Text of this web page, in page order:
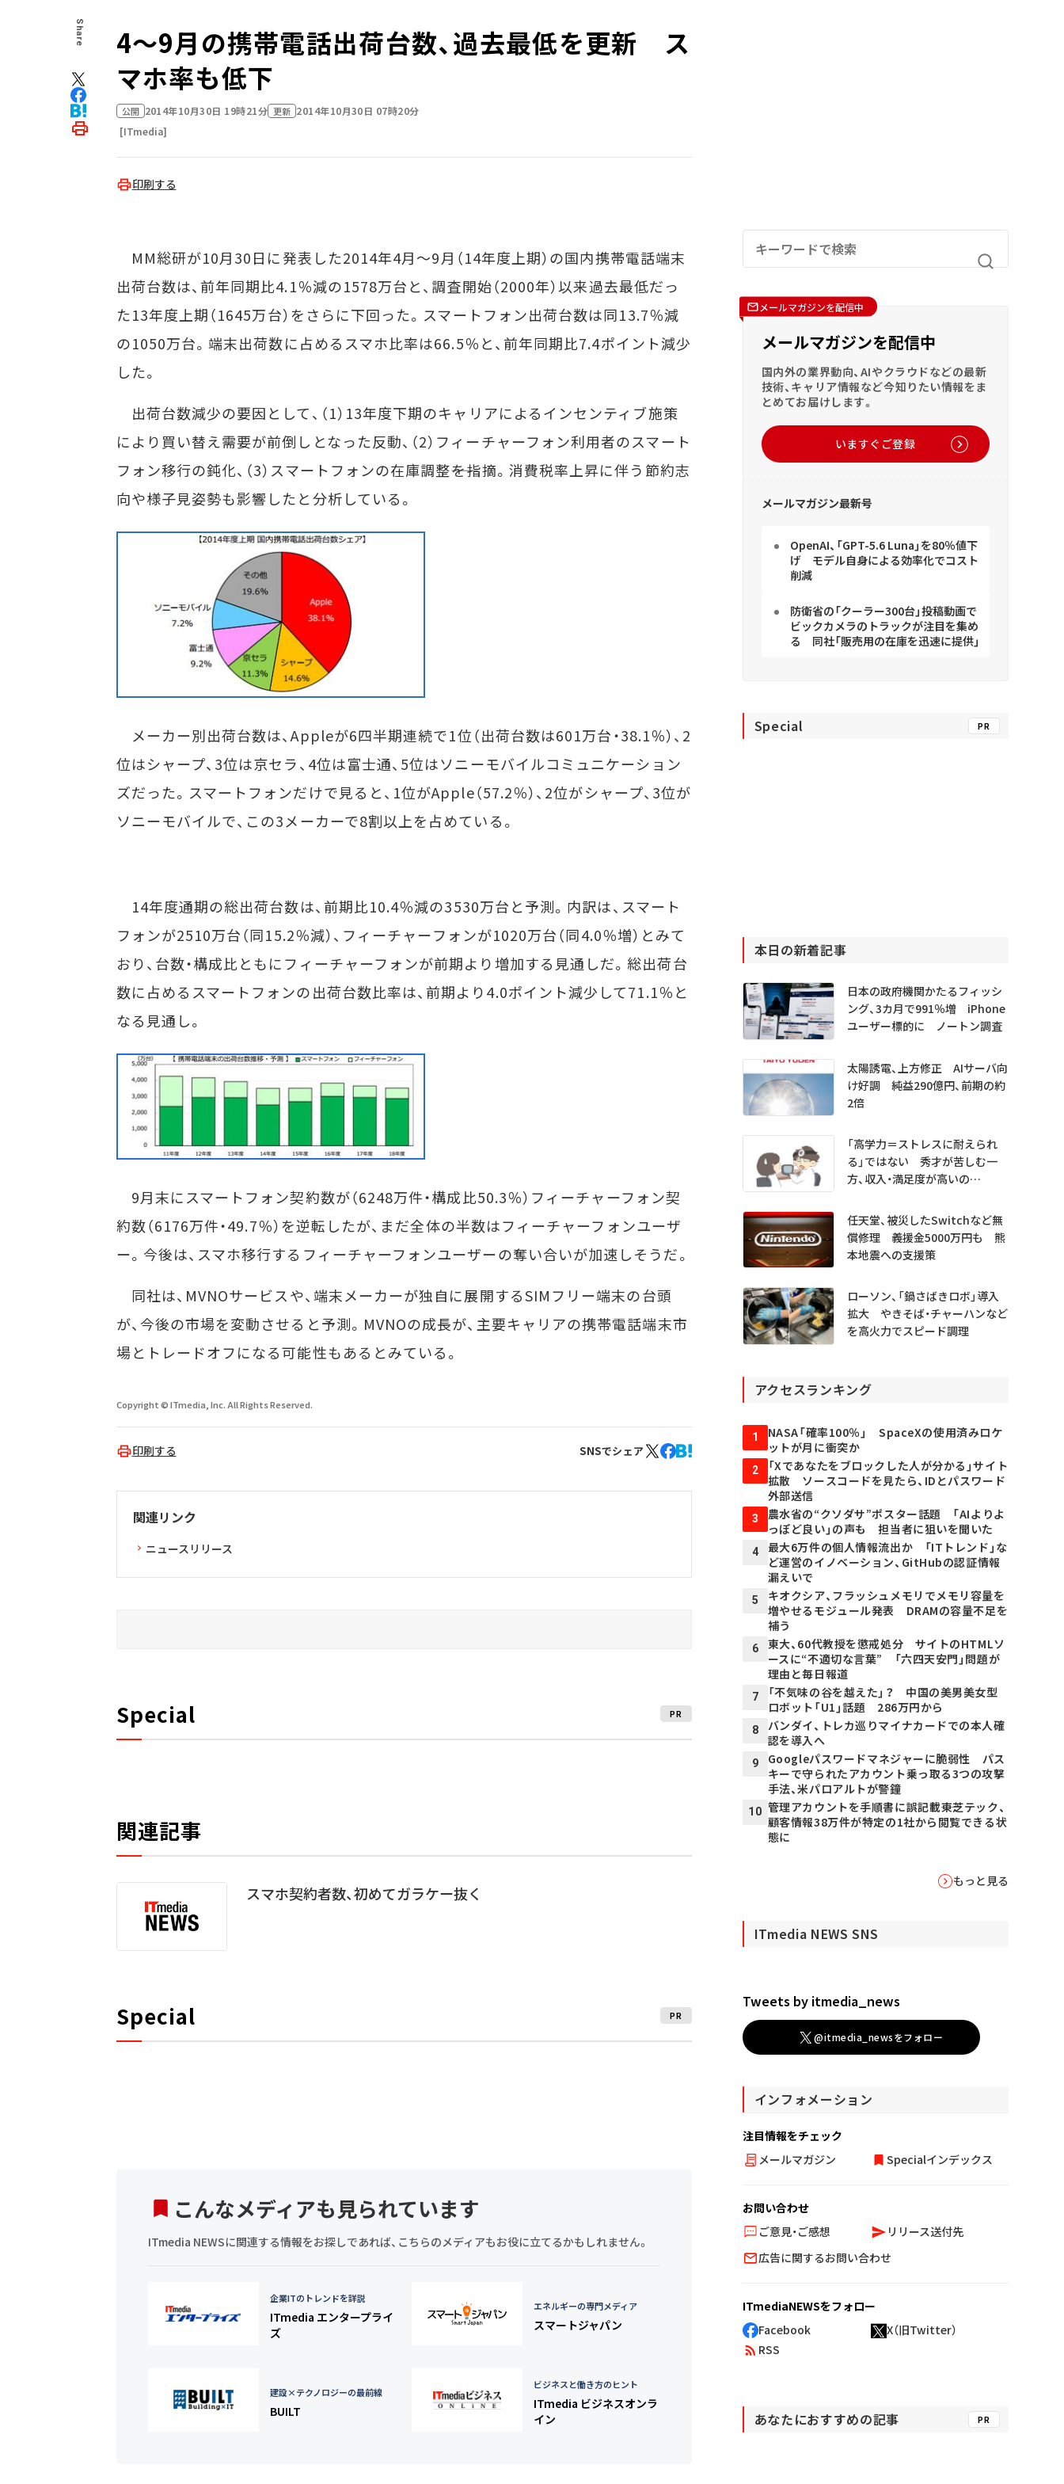
Share
4～9月の携帯電話出荷台数、過去最低を更新 ス
マホ率も低下
公開 2014年10月30日 19時21分 更新 2014年10月30日 07時20分
[ITmedia]
印刷する
MM総研が10月30日に発表した2014年4月～9月（14年度上期）の国内携帯電話端末
出荷台数は、前年同期比4.1％減の1578万台と、調査開始（2000年）以来過去最低だっ
た13年度上期（1645万台）をさらに下回った。スマートフォン出荷台数は同13.7％減
の1050万台。端末出荷数に占めるスマホ比率は66.5％と、前年同期比7.4ポイント減少
した。
出荷台数減少の要因として、（1）13年度下期のキャリアによるインセンティブ施策
により買い替え需要が前倒しとなった反動、（2）フィーチャーフォン利用者のスマート
フォン移行の鈍化、（3）スマートフォンの在庫調整――を指摘。消費税率上昇に伴う節約志
向や様子見姿勢も影響したと分析している。
メーカー別出荷台数は、Appleが6四半期連続で1位（出荷台数は601万台・38.1％）、2
位はシャープ、3位は京セラ、4位は富士通、5位はソニーモバイルコミュニケーション
ズだった。スマートフォンだけで見ると、1位がApple（57.2％）、2位がシャープ、3位が
ソニーモバイルで、この3メーカーで8割以上を占めている。
14年度通期の総出荷台数は、前期比10.4％減の3530万台と予測。内訳は、スマート
フォンが2510万台（同15.2％減）、フィーチャーフォンが1020万台（同4.0％増）とみて
おり、台数・構成比ともにフィーチャーフォンが前期より増加する見通しだ。総出荷台
数に占めるスマートフォンの出荷台数比率は、前期より4.0ポイント減少して71.1％と
なる見通し。
9月末にスマートフォン契約数が（6248万件・構成比50.3％）フィーチャーフォン契
約数（6176万件・49.7％）を逆転したが、まだ全体の半数はフィーチャーフォンユーザ
ー。今後は、スマホ移行するフィーチャーフォンユーザーの奪い合いが加速しそうだ。
同社は、MVNOサービスや、端末メーカーが独自に展開するSIMフリー端末の台頭
が、今後の市場を変動させると予測。MVNOの成長が、主要キャリアの携帯電話端末市
場とトレードオフになる可能性もあるとみている。
Copyright © ITmedia, Inc. All Rights Reserved.
印刷する SNSでシェア
関連リンク
ニュースリリース
Special PR
関連記事
スマホ契約者数、初めてガラケー抜く
Special PR
こんなメディアも見られています
ITmedia NEWSに関連する情報をお探しであれば、こちらのメディアもお役に立てるかもしれません。
企業ITのトレンドを詳説
ITmedia エンタープライ
ズ
エネルギーの専門メディア
スマートジャパン
建設×テクノロジーの最前線
BUILT
ビジネスと働き方のヒント
ITmedia ビジネスオンラ
イン
メールマガジンを配信中
メールマガジンを配信中
国内外の業界動向、AIやクラウドなどの最新
技術、キャリア情報など今知りたい情報をま
とめてお届けします。
いますぐご登録
メールマガジン最新号
OpenAI、「GPT-5.6 Luna」を80％値下
げ モデル自身による効率化でコスト
削減
防衛省の「クーラー300台」投稿動画で
ビックカメラのトラックが注目を集め
る 同社「販売用の在庫を迅速に提供」
Special PR
本日の新着記事
日本の政府機関かたるフィッシ
ング、3カ月で991％増 iPhone
ユーザー標的に ノートン調査
太陽誘電、上方修正 AIサーバ向
け好調 純益290億円、前期の約
2倍
「高学力＝ストレスに耐えられ
る」ではない 秀才が苦しむ一
方、収入・満足度が高いの
を分析
任天堂、被災したSwitchなど無
償修理 義援金5000万円も 熊
本地震への支援策
ローソン、「鍋さばきロボ」導入
拡大 やきそば・チャーハンなど
を高火力でスピード調理
アクセスランキング
1
NASA「確率100％」 SpaceXの使用済みロケ
ットが月に衝突か
2
「Xであなたをブロックした人が分かる」サイト
拡散 ソースコードを見たら、IDとパスワード
外部送信
3
農水省の“クソダサ”ポスター話題 「AIよりよ
っぽど良い」の声も 担当者に狙いを聞いた
4
最大6万件の個人情報流出か 「ITトレンド」な
ど運営のイノベーション、GitHubの認証情報
漏えいで
5
キオクシア、フラッシュメモリでメモリ容量を
増やせるモジュール発表 DRAMの容量不足を
補う
6
東大、60代教授を懲戒処分 サイトのHTMLソ
ースに“不適切な言葉” 「六四天安門」問題が
理由と毎日報道
7
「不気味の谷を越えた」？ 中国の美男美女型
ロボット「U1」話題 286万円から
8
バンダイ、トレカ巡りマイナカードでの本人確
認を導入へ
9
Googleパスワードマネジャーに脆弱性 パス
キーで守られたアカウント乗っ取る3つの攻撃
手法、米パロアルトが警鐘
10 管理アカウントを手順書に誤記載――東芝テック、
顧客情報38万件が特定の1社から閲覧できる状
態に
もっと見る
ITmedia NEWS SNS
Tweets by itmedia_news
@itmedia_newsをフォロー
インフォメーション
注目情報をチェック
メールマガジン
Specialインデックス
お問い合わせ
ご意見・ご感想
リリース送付先
広告に関するお問い合わせ
ITmediaNEWSをフォロー
Facebook
X（旧Twitter）
RSS
あなたにおすすめの記事 PR